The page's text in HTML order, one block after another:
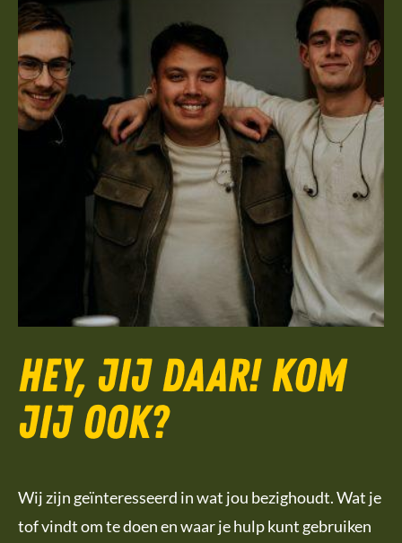
Hey, jij daar! Kom
jij ook?
Wij zijn geïnteresseerd in wat jou bezighoudt. Wat je
tof vindt om te doen en waar je hulp kunt gebruiken